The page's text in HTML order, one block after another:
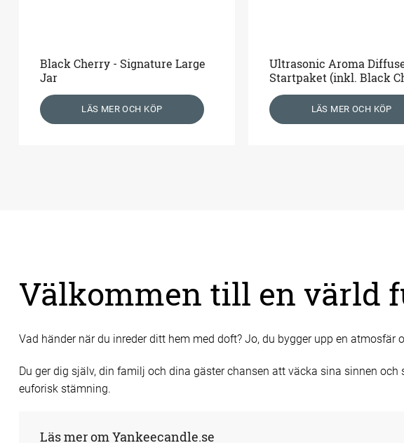
Black Cherry - Signature Large
Jar
LÄS MER OCH KÖP
Ultrasonic Aroma
Startpaket (inkl. Black
LÄS MER OCH KÖP
Välkommen till en värld
Vad händer när du inreder ditt hem med doft? Jo, du bygger upp en
Du ger dig själv, din familj och dina gäster chansen att väcka sina sinnen
euforisk stämning.
Läs mer om Yankeecandle.se